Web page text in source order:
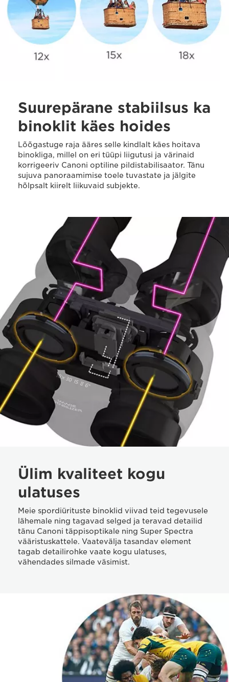
Suurepärane stabiilsus ka
binoklit käes hoides
Lõõgastuge raja ääres selle kindlalt käes hoitava
binokliga, millel on eri tüüpi liigutusi ja värinaid
korrigeeriv Canoni optiline pildistabilisaator. Tänu
sujuva panoraamimise toele tuvastate ja jälgite
hõlpsalt kiirelt liikuvaid subjekte.
Ülim kvaliteet kogu
ulatuses
Meie spordiürituste binoklid viivad teid tegevusele
lähemale ning tagavad selged ja teravad detailid
tänu Canoni täppisoptikale ning Super Spectra
vääristuskattele. Vaatevälja tasandav element
tagab detailirohke vaate kogu ulatuses,
vähendades silmade väsimist.